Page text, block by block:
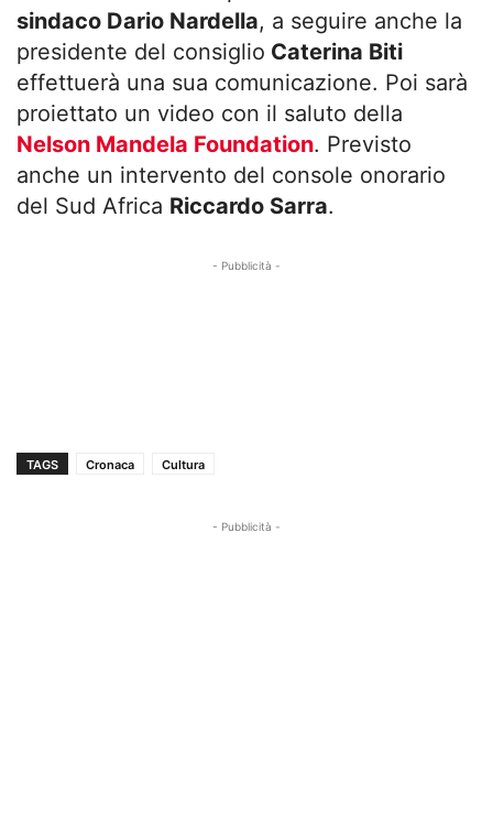
sindaco Dario Nardella, a seguire anche la
presidente del consiglio Caterina Biti
effettuerà una sua comunicazione. Poi sarà
proiettato un video con il saluto della
Nelson Mandela Foundation. Previsto
anche un intervento del console onorario
del Sud Africa Riccardo Sarra.
- Pubblicità -
TAGS Cronaca Cultura
- Pubblicità -